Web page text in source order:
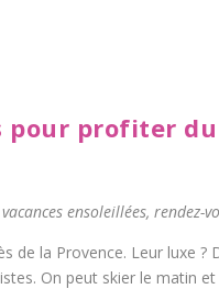
pour profiter
ensoleillées, rendez-
de la Provence. Leur luxe ?
On peut skier le matin et